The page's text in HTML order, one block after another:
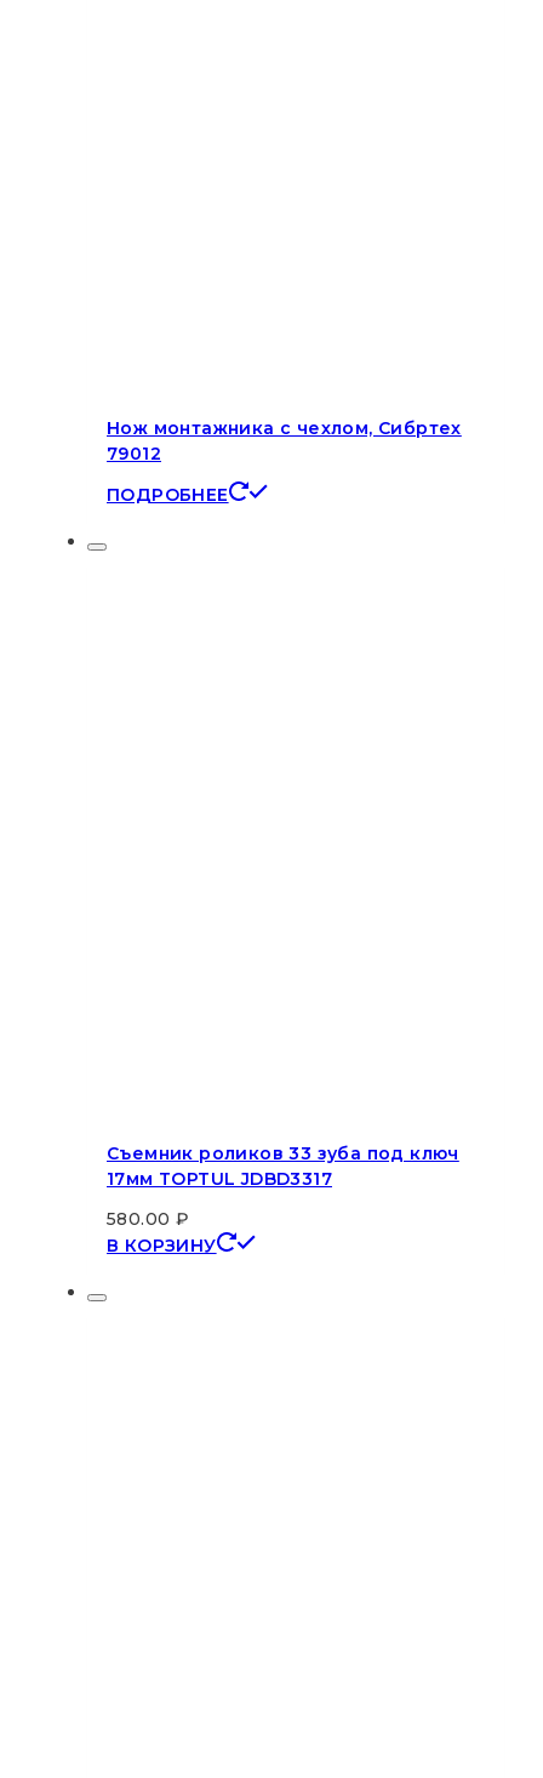
Нож монтажника с чехлом, Сибртех
79012
ПОДРОБНЕЕ
Съемник роликов 33 зуба под ключ
17мм TOPTUL JDBD3317
580.00 ₽
В КОРЗИНУ